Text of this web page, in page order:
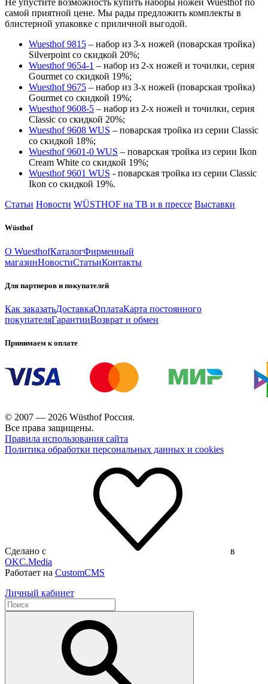
Не упустите возможность купить наборы ножей Wuesthof по
самой приятной цене. Мы рады предложить комплекты в
блистерной упаковке с приличной выгодой.
Wuesthof 9815 – набор из 3-х ножей (поварская тройка)
Silverpoint со скидкой 20%;
Wuesthof 9654-1 – набор из 2-х ножей и точилки, серия
Gourmet со скидкой 19%;
Wuesthof 9675 – набор из 3-х ножей (поварская тройка)
Gourmet со скидкой 19%;
Wuesthof 9608-5 – набор из 2-х ножей и точилки, серия
Classic со скидкой 20%;
Wuesthof 9608 WUS – поварская тройка из серии Classic
со скидкой 18%;
Wuesthof 9601-0 WUS – поварская тройка из серии Ikon
Cream White со скидкой 19%;
Wuesthof 9601 WUS - поварская тройка из серии Classic
Ikon со скидкой 19%.
Статьи Новости WÜSTHOF на ТВ и в прессе Выставки
Wüsthof
О WuesthofКаталогФирменный
магазинНовостиСтатьиКонтакты
Для партнеров и покупателей
Как заказатьДоставкаОплатаКарта постоянного
покупателяГарантииВозврат и обмен
Принимаем к оплате
© 2007 — 2026 Wüsthof Россия.
Все права защищены.
Правила использования сайта
Политика обработки персональных данных и cookies
Сделано с
в
OKC.Media
Работает на CustomCMS
Личный кабинет